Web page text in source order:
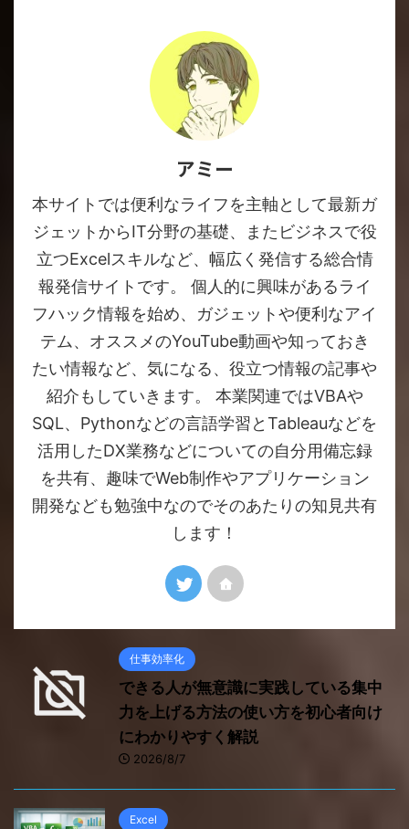
アミー
本サイトでは便利なライフを主軸として最新ガ
ジェットからIT分野の基礎、またビジネスで役
立つExcelスキルなど、幅広く発信する総合情
報発信サイトです。 個人的に興味があるライ
フハック情報を始め、ガジェットや便利なアイ
テム、オススメのYouTube動画や知っておき
たい情報など、気になる、役立つ情報の記事や
紹介もしていきます。 本業関連ではVBAや
SQL、Pythonなどの言語学習とTableauなどを
活用したDX業務などについての自分用備忘録
を共有、趣味でWeb制作やアプリケーション
開発なども勉強中なのでそのあたりの知見共有
します！
仕事効率化
できる人が無意識に実践している集中
力を上げる方法の使い方を初心者向け
にわかりやすく解説
2026/8/7
Excel